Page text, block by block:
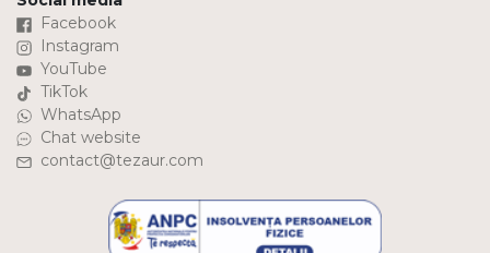
Facebook
Instagram
YouTube
TikTok
WhatsApp
Chat website
contact@tezaur.com